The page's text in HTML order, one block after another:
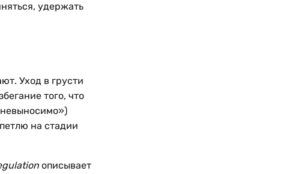
удержать
Уход в грусти
того, что
невыносимо»)
на стадии
описывает